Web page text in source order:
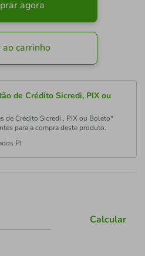
agora
carrinho
de Crédito Sicredi, PIX ou
de Crédito Sicredi , PIX ou Boleto*
para a compra deste produto.
PJ
Calcular